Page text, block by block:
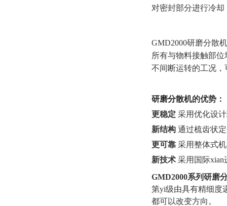
对密封部分进行冷
GMD2000研磨分散
所有与物料接触部
不间断运转的工况
研磨分散机的优势：
更稳定 采用优化设
新结构 通过梳齿状
更可靠 采用整体式
新技术 采用国际
GMD2000系列研磨
第yi级由具有精细度
都可以改变方向。